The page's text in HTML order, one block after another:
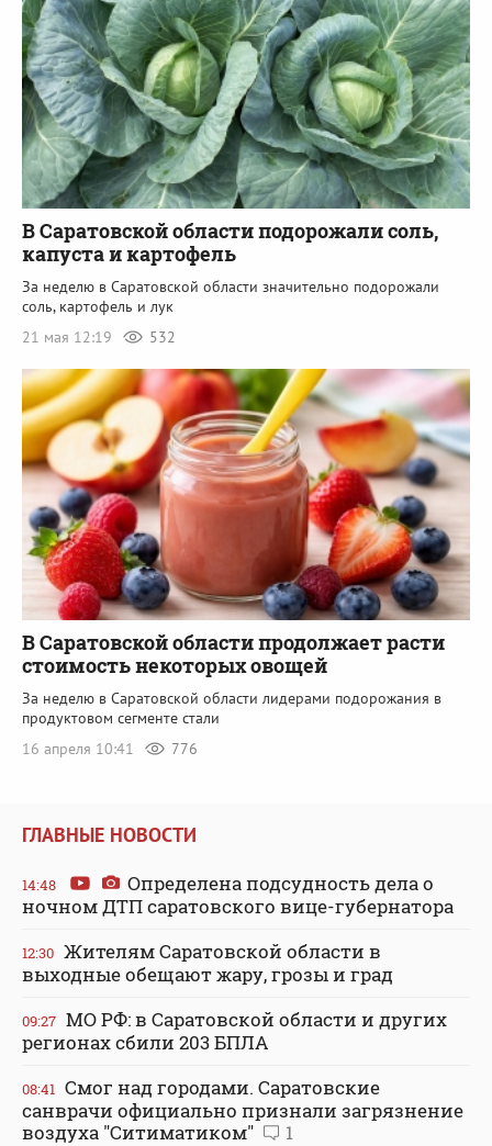
В Саратовской области подорожали соль,
капуста и картофель
За неделю в Саратовской области значительно подорожали
соль, картофель и лук
21 мая 12:19
532
В Саратовской области продолжает расти
стоимость некоторых овощей
За неделю в Саратовской области лидерами подорожания в
продуктовом сегменте стали
16 апреля 10:41
776
ГЛАВНЫЕ НОВОСТИ
14:48
Определена подсудность дела о
ночном ДТП саратовского вице-губернатора
12:30 Жителям Саратовской области в
выходные обещают жару, грозы и град
09:27 МО РФ: в Саратовской области и других
регионах сбили 203 БПЛА
08:41 Смог над городами. Саратовские
санврачи официально признали загрязнение
воздуха "Ситиматиком"
1